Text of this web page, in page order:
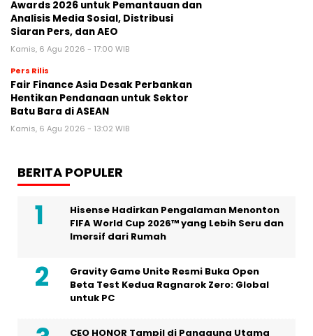
Awards 2026 untuk Pemantauan dan
Analisis Media Sosial, Distribusi
Siaran Pers, dan AEO
Kamis, 6 Agu 2026 - 17:00 WIB
Pers Rilis
Fair Finance Asia Desak Perbankan
Hentikan Pendanaan untuk Sektor
Batu Bara di ASEAN
Kamis, 6 Agu 2026 - 13:02 WIB
BERITA POPULER
Hisense Hadirkan Pengalaman Menonton
FIFA World Cup 2026™ yang Lebih Seru dan
Imersif dari Rumah
Gravity Game Unite Resmi Buka Open
Beta Test Kedua Ragnarok Zero: Global
untuk PC
CEO HONOR Tampil di Panggung Utama